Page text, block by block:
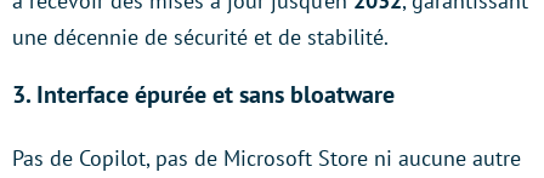
une décennie de sécurité et de stabilité.
3. Interface épurée et sans bloatware
Pas de Copilot, pas de Microsoft Store ni aucune autre